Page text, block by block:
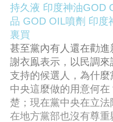
持久液 印度神油GOD
品 GOD OIL噴劑 印度
裏買
甚至黨內有人還在勸進
謝衣鳯表示，以民調
支持的候選人，為什
中央這麼做的用意何
楚；現在黨中央在立法
在地方黨部也沒有尊